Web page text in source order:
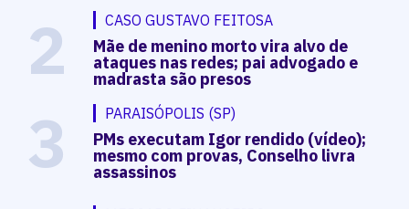
2 CASO GUSTAVO FEITOSA
Mãe de menino morto vira alvo de
ataques nas redes; pai advogado e
madrasta são presos
3 PARAISÓPOLIS (SP)
PMs executam Igor rendido (vídeo);
mesmo com provas, Conselho livra
assassinos